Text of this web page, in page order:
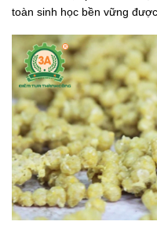
toàn sinh học bền vững